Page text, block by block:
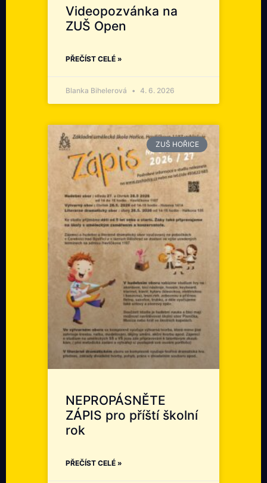
Videopozvánka na
ZUŠ Open
PŘEČÍST CELÉ »
Blanka Bihelerová 4. 6. 2026
ZUŠ HOŘICE
NEPROPÁSNĚTE
ZÁPIS pro příští školní
rok
PŘEČÍST CELÉ »